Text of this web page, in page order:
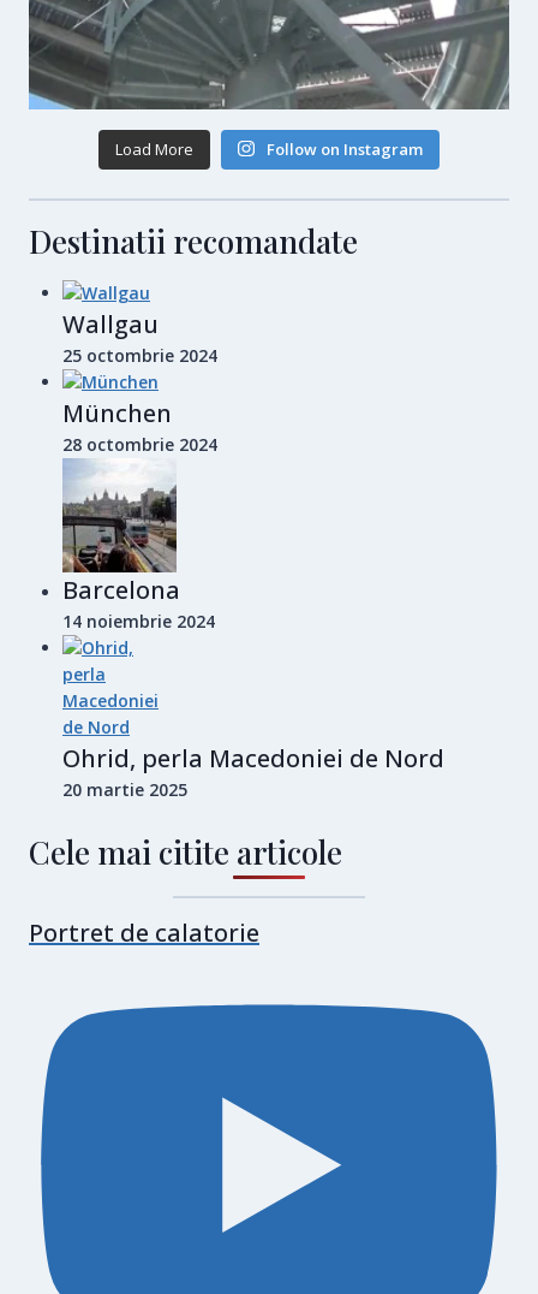
Load More Follow on Instagram
Destinatii recomandate
Wallgau
25 octombrie 2024
München
28 octombrie 2024
Barcelona
14 noiembrie 2024
Ohrid, perla Macedoniei de Nord
20 martie 2025
Cele mai citite articole
Portret de calatorie